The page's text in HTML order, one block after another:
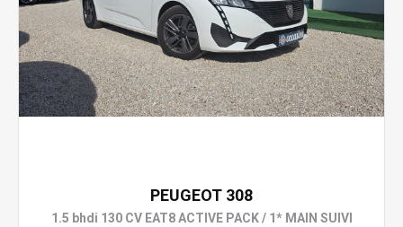
PEUGEOT 308
1.5 bhdi 130 CV EAT8 ACTIVE PACK / 1* MAIN SUIVI